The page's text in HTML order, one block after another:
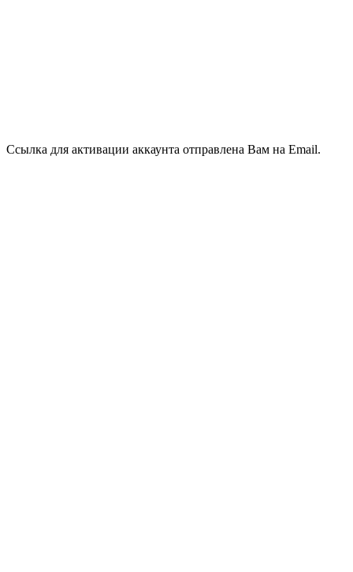
Ссылка для активации аккаунта отправлена Вам на Email.